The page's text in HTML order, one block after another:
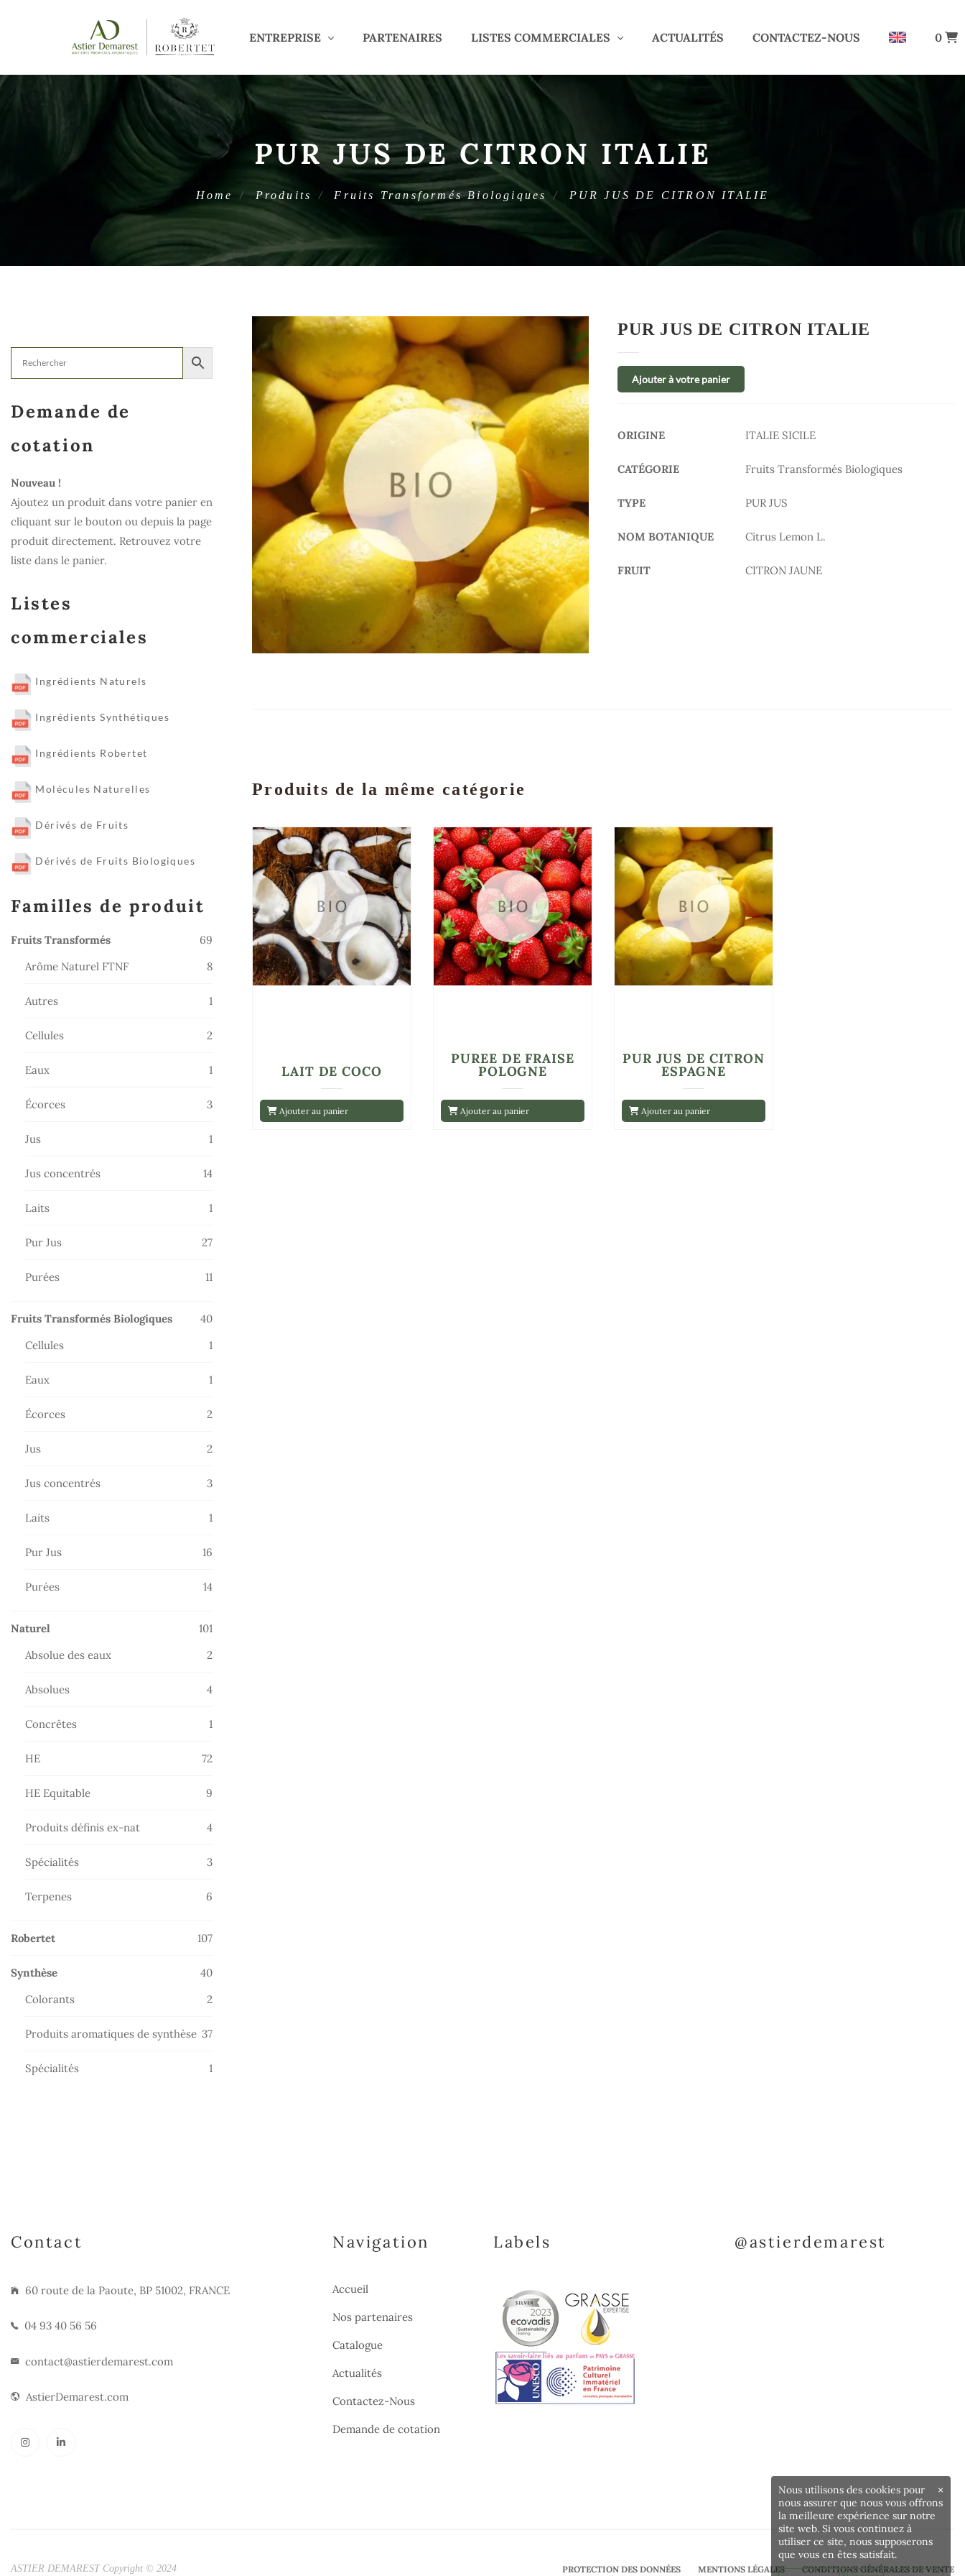
ENTREPRISE PARTENAIRES LISTES COMMERCIALES ACTUALITÉS CONTACTEZ-NOUS 0
PUR JUS DE CITRON ITALIE
Home Produits Fruits Transformés Biologiques PUR JUS DE CITRON ITALIE
Demande de
cotation
Nouveau !
Ajoutez un produit dans votre panier en
cliquant sur le bouton ou depuis la page
produit directement. Retrouvez votre
liste dans le panier.
Listes
commerciales
Ingrédients Naturels
Ingrédients Synthétiques
Ingrédients Robertet
Molécules Naturelles
Dérivés de Fruits
Dérivés de Fruits Biologiques
Familles de produit
Fruits Transformés 69
produits
Arôme Naturel FTNF 88
produits
Autres
1
Cellules
2
Eaux
1
Écorces
33
Jus
1
Jus concentrés
1414
Laits
1
Pur Jus
2727
Purées
11
Fruits Transformés Biologiques
4040
Cellules 1
Eaux
1
Écorces
2
Jus
2
Jus concentrés
33
Laits
1
Pur Jus
16
Purées
1414
Naturel
101
Absolue des eaux 2
Absolues
44
Concrêtes
1
HE
72
HE Equitable
9
Produits définis ex-nat
44
Spécialités
33
Terpenes
6
Robertet
107107
Synthèse
4040
Colorants 2
Produits aromatiques de synthèse 3737
Spécialités
1
PUR JUS DE CITRON ITALIE
Ajouter à votre panier
ORIGINE ITALIE SICILE
CATÉGORIE Fruits Transformés Biologiques
TYPE PUR JUS
NOM BOTANIQUE Citrus Lemon L.
FRUIT CITRON JAUNE
Produits de la même catégorie
Ajouter au panier
LAIT DE COCO
Ajouter au panier
PUREE DE FRAISE
POLOGNE
Ajouter au panier
PUR JUS DE CITRON
ESPAGNE
Contact
60 route de la Paoute, BP 51002, FRANCE
04 93 40 56 56
contact@astierdemarest.com
AstierDemarest.com
Navigation
Accueil
Nos partenaires
Catalogue
Actualités
Contactez-Nous
Demande de cotation
Labels @astierdemarest
ASTIER DEMAREST Copyright © 2024 PROTECTION DES DONNÉES MENTIONS LÉGALES CONDITIONS GÉNÉRALES DE VENTE
×
Nous utilisons des cookies pour
nous assurer que nous vous offrons
la meilleure expérience sur notre
site web. Si vous continuez à
utiliser ce site, nous supposerons
que vous en êtes satisfait.